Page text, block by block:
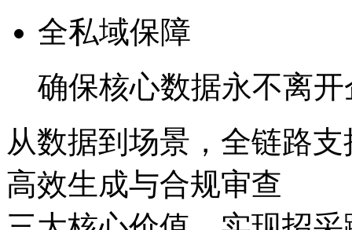
全私域保障
确保核心数据永不离
从数据到场景，全链路
高效生成与合规审查